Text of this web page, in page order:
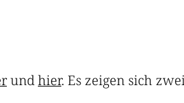
undhier. Es zeigen sich